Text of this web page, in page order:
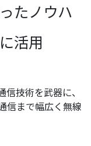
たノウハ
活用
技術を武器に、
信まで幅広く無線